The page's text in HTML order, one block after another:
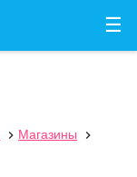
☰
 Магазины
